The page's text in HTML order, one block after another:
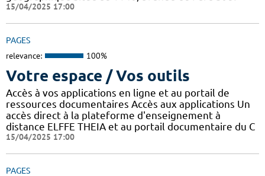
15/04/2025 17:00
PAGES
relevance: 100%
Votre espace / Vos outils
Accès à vos applications en ligne et au portail de
ressources documentaires Accès aux applications Un
accès direct à la plateforme d'enseignement à
distance ELFFE THEIA et au portail documentaire du C
15/04/2025 17:00
PAGES